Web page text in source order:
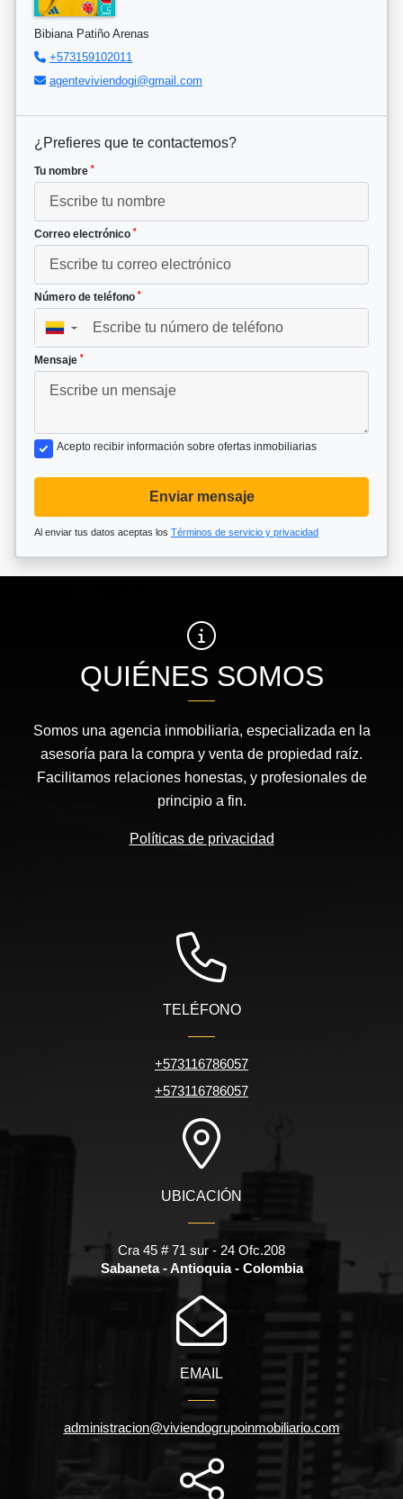
Bibiana Patiño Arenas
+573159102011
agenteviviendogi@gmail.com
¿Prefieres que te contactemos?
Tu nombre *
Correo electrónico *
Número de teléfono *
▼
Mensaje *
Acepto recibir información sobre ofertas inmobiliarias
Enviar mensaje
Al enviar tus datos aceptas los Términos de servicio y privacidad
QUIÉNES SOMOS
Somos una agencia inmobiliaria, especializada en la
asesoría para la compra y venta de propiedad raíz.
Facilitamos relaciones honestas, y profesionales de
principio a fin.
Políticas de privacidad
TELÉFONO
+573116786057
+573116786057
UBICACIÓN
Cra 45 # 71 sur - 24 Ofc.208
Sabaneta - Antioquia - Colombia
EMAIL
administracion@viviendogrupoinmobiliario.com